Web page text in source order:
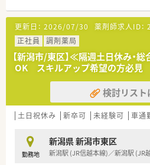
■職種や職域に合わせ、豊富な
修を用意されています
■薬剤師が中心の会社だからこそ
種多様に用意されています。
■店舗拡大に伴い、エリアマネジ
トのポジションも増えます。
■在宅や教育等の専門性を活かせ
とも可能です。
■その他にも、管理部門や商品
域は多種多様です。
■在宅実施店舗は年々増加してお
■育児休暇は3歳まで取得が可能
時短勤務ができるよう変更予定で
■年間休日が120日とワークライ
更新日： 2026/07/30 薬剤師求人ID：
正社員
調剤薬局
【新潟市/東区】≪隔週土日休み・
OK スキルアップ希望の方必見
検討リスト
土日祝休み 新卒可 未経験可 車通
勤務地
新潟県 新潟市東区
新潟駅 (JR信越本線)／新潟駅 (JR